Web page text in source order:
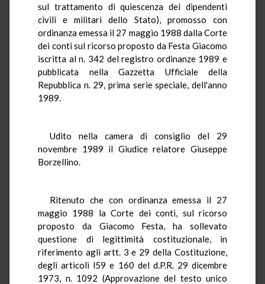
sul trattamento di quiescenza dei dipendenti
civili e militari dello Stato), promosso con
ordinanza emessa il 27 maggio 1988 dalla Corte
dei conti sul ricorso proposto da Festa Giacomo
iscritta al n. 342 del registro ordinanze 1989 e
pubblicata nella Gazzetta Ufficiale della
Repubblica n. 29, prima serie speciale, dell'anno
1989.
Udito nella camera di consiglio del 29
novembre 1989 il Giudice relatore Giuseppe
Borzellino.
Ritenuto che con ordinanza emessa il 27
maggio 1988 la Corte dei conti, sul ricorso
proposto da Giacomo Festa, ha sollevato
questione di legittimità costituzionale, in
riferimento agli artt. 3 e 29 della Costituzione,
degli articoli l59 e 160 del d.P.R. 29 dicembre
1973, n. 1092 (Approvazione del testo unico